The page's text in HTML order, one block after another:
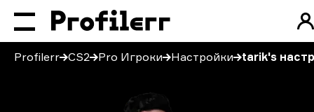
Profilerr CS2 Pro Игроки Настройки tarik's